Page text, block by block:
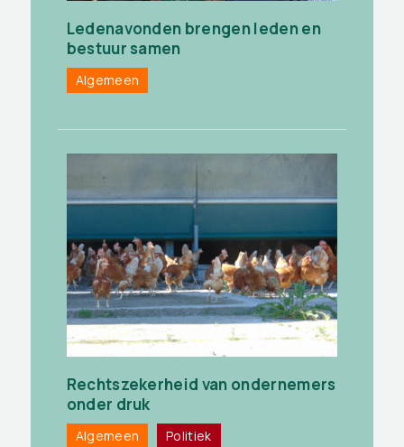
Ledenavonden brengen leden en
bestuur samen
Algemeen
Rechtszekerheid van ondernemers
onder druk
Algemeen Politiek